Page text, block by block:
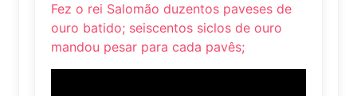
Fez o rei Salomão duzentos paveses de
ouro batido; seiscentos siclos de ouro
mandou pesar para cada pavês;